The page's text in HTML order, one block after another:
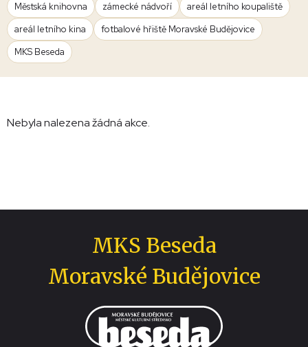
Městská knihovna zámecké nádvoří
areál letního koupaliště
areál letního kina
fotbalové hřiště Moravské Budějovice
MKS Beseda
Nebyla nalezena žádná akce.
MKS Beseda
Moravské Budějovice